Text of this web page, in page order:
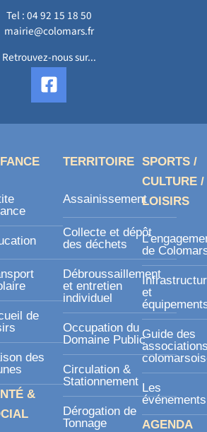
Tel :04 92 15 18 50
mairie@colomars.fr
Retrouvez-nous sur...
F
a
c
e
s
r
de
des
&
TERRITOIRE
Assainissement
Collecte et dépôt
des déchets
Débroussaillement
et entretien
individuel
Occupation du
Domaine Public
Circulation &
Stationnement
Dérogation de
Tonnage
SPORTS /
CULTURE /
LOISIRS
de
et
Guide des
Les
événements
AGENDA